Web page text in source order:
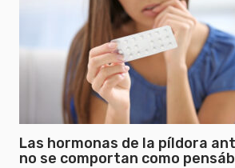
Las hormonas de la píldora
no se comportan como